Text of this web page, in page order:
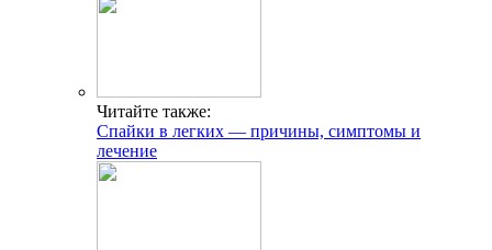
Читайте также:
Спайки в легких — причины, симптомы и
лечение